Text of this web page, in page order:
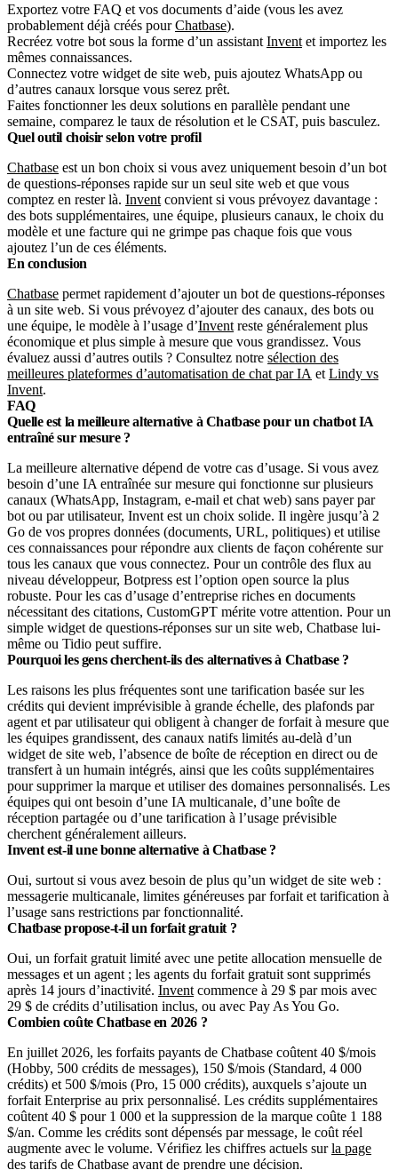
Exportez votre FAQ et vos documents d’aide (vous les avez
probablement déjà créés pourChatbase).
Recréez votre bot sous la forme d’un assistant Invent et importez les
mêmes connaissances.
Connectez votre widget de site web, puis ajoutez WhatsApp ou
d’autres canaux lorsque vous serez prêt.
Faites fonctionner les deux solutions en parallèle pendant une
semaine, comparez le taux de résolution et le CSAT, puis basculez.
Quel outil choisir selon votre profil
Chatbase est un bon choix si vous avez uniquement besoin d’un bot
de questions-réponses rapide sur un seul site web et que vous
comptez en rester là. Invent convient si vous prévoyez davantage :
des bots supplémentaires, une équipe, plusieurs canaux, le choix du
modèle et une facture qui ne grimpe pas chaque fois que vous
ajoutez l’un de ces éléments.
En conclusion
Chatbase permet rapidement d’ajouter un bot de questions-réponses
à un site web. Si vous prévoyez d’ajouter des canaux, des bots ou
une équipe, le modèle à l’usage d’Invent reste généralement plus
économique et plus simple à mesure que vous grandissez. Vous
évaluez aussi d’autres outils ? Consultez notre sélection des
meilleures plateformes d’automatisation de chat par IA et Lindy vs
Invent.
FAQ
Quelle est la meilleure alternative à Chatbase pour un chatbot IA
entraîné sur mesure ?
La meilleure alternative dépend de votre cas d’usage. Si vous avez
besoin d’une IA entraînée sur mesure qui fonctionne sur plusieurs
canaux (WhatsApp, Instagram, e-mail et chat web) sans payer par
bot ou par utilisateur, Invent est un choix solide. Il ingère jusqu’à 2
Go de vos propres données (documents, URL, politiques) et utilise
ces connaissances pour répondre aux clients de façon cohérente sur
tous les canaux que vous connectez. Pour un contrôle des flux au
niveau développeur, Botpress est l’option open source la plus
robuste. Pour les cas d’usage d’entreprise riches en documents
nécessitant des citations, CustomGPT mérite votre attention. Pour un
simple widget de questions-réponses sur un site web, Chatbase lui-
même ou Tidio peut suffire.
Pourquoi les gens cherchent-ils des alternatives à Chatbase ?
Les raisons les plus fréquentes sont une tarification basée sur les
crédits qui devient imprévisible à grande échelle, des plafonds par
agent et par utilisateur qui obligent à changer de forfait à mesure que
les équipes grandissent, des canaux natifs limités au-delà d’un
widget de site web, l’absence de boîte de réception en direct ou de
transfert à un humain intégrés, ainsi que les coûts supplémentaires
pour supprimer la marque et utiliser des domaines personnalisés. Les
équipes qui ont besoin d’une IA multicanale, d’une boîte de
réception partagée ou d’une tarification à l’usage prévisible
cherchent généralement ailleurs.
Invent est-il une bonne alternative à Chatbase ?
Oui, surtout si vous avez besoin de plus qu’un widget de site web :
messagerie multicanale, limites généreuses par forfait et tarification à
l’usage sans restrictions par fonctionnalité.
Chatbase propose-t-il un forfait gratuit ?
Oui, un forfait gratuit limité avec une petite allocation mensuelle de
messages et un agent ; les agents du forfait gratuit sont supprimés
après 14 jours d’inactivité. Invent commence à 29 $ par mois avec
29 $ de crédits d’utilisation inclus, ou avec Pay As You Go.
Combien coûte Chatbase en 2026 ?
En juillet 2026, les forfaits payants de Chatbase coûtent 40 $/mois
(Hobby, 500 crédits de messages), 150 $/mois (Standard, 4 000
crédits) et 500 $/mois (Pro, 15 000 crédits), auxquels s’ajoute un
forfait Enterprise au prix personnalisé. Les crédits supplémentaires
coûtent 40 $ pour 1 000 et la suppression de la marque coûte 1 188
$/an. Comme les crédits sont dépensés par message, le coût réel
augmente avec le volume. Vérifiez les chiffres actuels surla page
des tarifs de Chatbase avant de prendre une décision.